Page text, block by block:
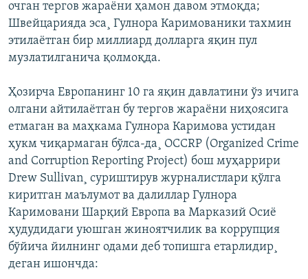
очган тергов жараëни ҳамон давом этмоқда;
Швейцарияда эса¸ Гулнора Каримованики тахмин
этилаëтган бир миллиард долларга яқин пул
музлатилганича қолмоқда.
Ҳозирча Европанинг 10 га яқин давлатини ўз ичига
олгани айтилаëтган бу тергов жараëни ниҳоясига
етмаган ва маҳкама Гулнора Каримова устидан
ҳукм чиқармаган бўлса-да¸ OCCRP (Organized Crime
and Corruption Reporting Project) бош муҳаррири
Drew Sullivan¸ суриштирув журналистлари қўлга
киритган маълумот ва далиллар Гулнора
Каримовани Шарқий Европа ва Марказий Осиë
ҳудудидаги уюшган жиноятчилик ва коррупция
бўйича йилнинг одами деб топишга етарлидир¸
деган ишончда: